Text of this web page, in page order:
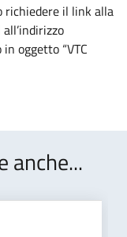
richiedere il link alla
oggetto “VTC
anche...